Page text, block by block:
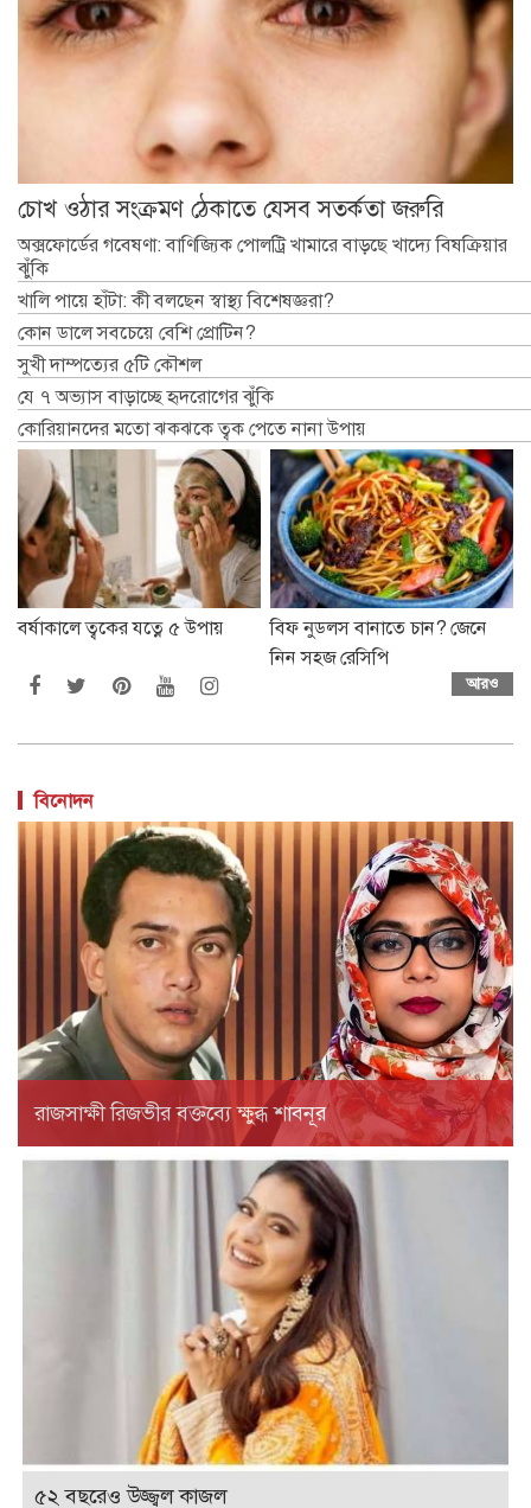
চোখ ওঠার সংক্রমণ ঠেকাতে যেসব সতর্কতা জরুরি
অক্সফোর্ডের গবেষণা: বাণিজ্যিক পোলট্রি খামারে বাড়ছে খাদ্যে বিষক্রিয়ার
ঝুঁকি
খালি পায়ে হাঁটা: কী বলছেন স্বাস্থ্য বিশেষজ্ঞরা?
কোন ডালে সবচেয়ে বেশি প্রোটিন?
সুখী দাম্পত্যের ৫টি কৌশল
যে ৭ অভ্যাস বাড়াচ্ছে হৃদরোগের ঝুঁকি
কোরিয়ানদের মতো ঝকঝকে ত্বক পেতে নানা উপায়
বর্ষাকালে ত্বকের যত্নে ৫ উপায়
বিফ নুডলস বানাতে চান? জেনে
নিন সহজ রেসিপি
আরও
বিনোদন
রাজসাক্ষী রিজভীর বক্তব্যে ক্ষুব্ধ শাবনূর
৫২ বছরেও উজ্জ্বল কাজল